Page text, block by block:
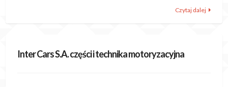
Czytaj dalej
Inter Cars S.A. części i technika motoryzacyjna